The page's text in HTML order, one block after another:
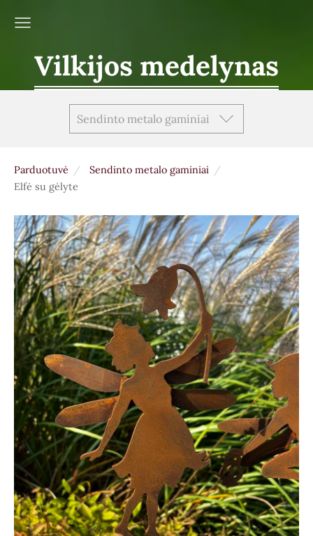
Vilkijos medelynas
Sendinto metalo gaminiai
Parduotuvė
Sendinto metalo gaminiai
Elfė su gėlyte